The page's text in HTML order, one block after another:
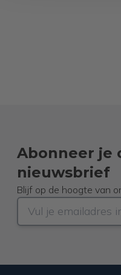
Abonneer je
nieuwsbrief
Blijf op de hoogte van